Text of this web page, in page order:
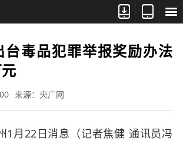



台毒品犯罪举报奖励办法
来源：央广网
22日消息（记者焦健 通讯员冯